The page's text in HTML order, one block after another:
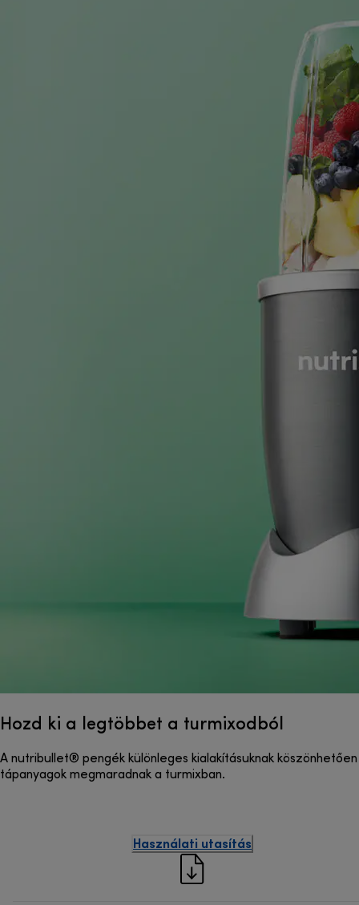
Hozd ki a legtöbbet a turmixodból
A nutribullet® pengék különleges kialakításuknak
tápanyagok megmaradnak a turmixban.
Használati utasítás